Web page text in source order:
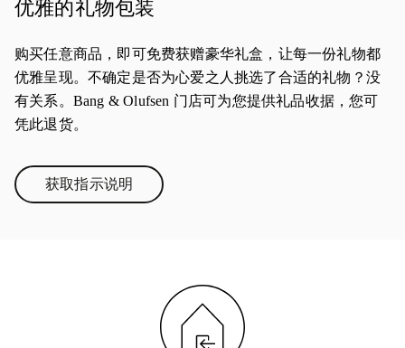
优雅的礼物包装
购买任意商品，即可免费获赠豪华礼盒，让每一份礼物都
优雅呈现。不确定是否为心爱之人挑选了合适的礼物？没
有关系。Bang & Olufsen 门店可为您提供礼品收据，您可
凭此退货。
获取指示说明Link Opens in New Tab